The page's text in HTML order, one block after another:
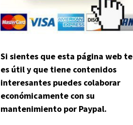
Si sientes que esta página web te
es útil y que tiene contenidos
interesantes puedes colaborar
económicamente con su
mantenimiento por Paypal.